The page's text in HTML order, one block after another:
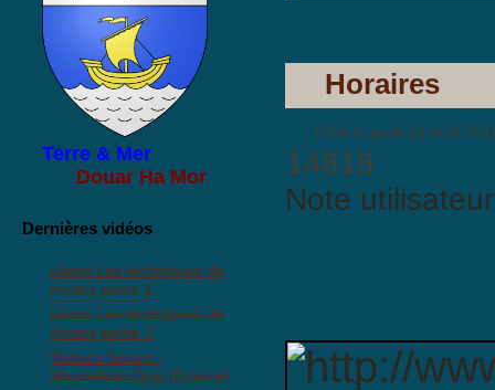
Terre & Mer
Douar Ha Mor
Dernières vidéos
ukemi Les techniques de
chutes partie 1
ukemi Les techniques de
chutes partie 2
Tamura Sensei -
Shumeikan Dojo (France)
Horaires
Créé le jeudi 23 août
14818
Note